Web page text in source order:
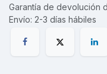
Garantía de devolución
Envío: 2-3 días hábiles